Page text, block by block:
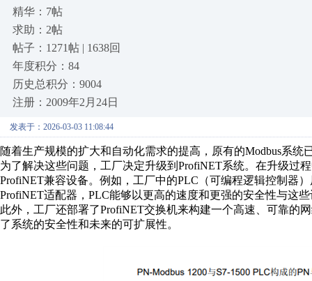
精华：7帖
求助：2帖
帖子：1271帖 | 1638回
年度积分：84
历史总积分：9004
注册：2009年2月24日
发表于：2026-03-03 11:08:44
随着生产规模的扩大和自动化需求的提高，原有的Modbus系
为了解决这些问题，工厂决定升级到ProfiNET系统。在升级过
ProfiNET兼容设备。例如，工厂中的PLC（可编程逻辑控制器
ProfiNET适配器，PLC能够以更高的速度和更强的安全性与这
此外，工厂还部署了ProfiNET交换机来构建一个高速、可靠的
了系统的安全性和未来的可扩展性。